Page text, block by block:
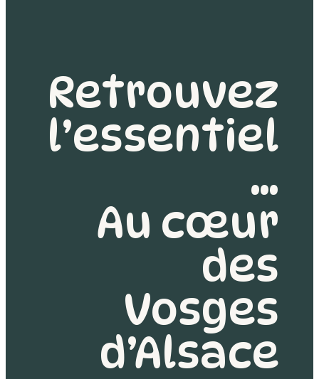
Retrouvez
l’essentiel
…
Au cœur
des
Vosges
d’Alsace